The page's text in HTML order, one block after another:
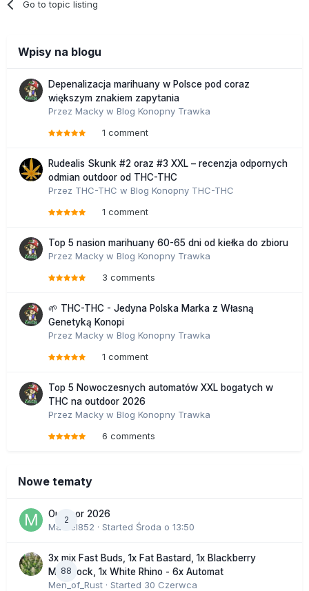
Go to topic listing
Wpisy na blogu
Depenalizacja marihuany w Polsce pod coraz
większym znakiem zapytania
Przez Macky w Blog Konopny Trawka
1 comment
Rudealis Skunk #2 oraz #3 XXL – recenzja odpornych
odmian outdoor od THC-THC
Przez THC-THC w Blog Konopny THC-THC
1 comment
Top 5 nasion marihuany 60-65 dni od kiełka do zbioru
Przez Macky w Blog Konopny Trawka
3 comments
🌱 THC-THC - Jedyna Polska Marka z Własną
Genetyką Konopi
Przez Macky w Blog Konopny Trawka
1 comment
Top 5 Nowoczesnych automatów XXL bogatych w
THC na outdoor 2026
Przez Macky w Blog Konopny Trawka
6 comments
Nowe tematy
2
Outdoor 2026
Marcel852 · Started Środa o 13:50
88
3x mix Fast Buds, 1x Fat Bastard, 1x Blackberry
Moonrock, 1x White Rhino - 6x Automat
Men_of_Rust · Started 30 Czerwca